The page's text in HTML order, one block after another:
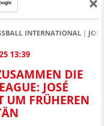
INTERNATIONAL
13:39
DIE
JOSÉ
FRÜHEREN